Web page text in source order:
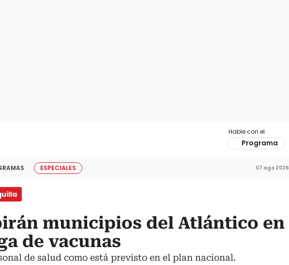
Hable con el
Programa
ESPECIALES 07 ago 2026
municipios del Atlántico en
de vacunas
de salud como está previsto en el plan nacional.